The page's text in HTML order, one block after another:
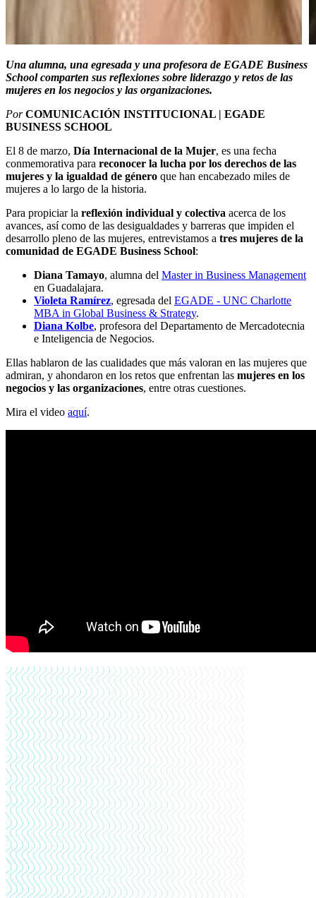
Una alumna, una egresada y una profesora de EGADE Business
School comparten sus reflexiones sobre liderazgo y retos de las
mujeres en los negocios y las organizaciones.
Por COMUNICACIÓN INSTITUCIONAL | EGADE
BUSINESS SCHOOL
El 8 de marzo, Día Internacional de la Mujer, es una fecha
conmemorativa para reconocer la lucha por los derechos de las
mujeres y la igualdad de género que han encabezado miles de
mujeres a lo largo de la historia.
Para propiciar la reflexión individual y colectiva acerca de los
avances, así como de las desigualdades y barreras que impiden el
desarrollo pleno de las mujeres, entrevistamos a tres mujeres de la
comunidad de EGADE Business School:
Diana Tamayo, alumna del Master in Business Management
en Guadalajara.
Violeta Ramírez, egresada del EGADE - UNC Charlotte
MBA in Global Business & Strategy.
Diana Kolbe, profesora del Departamento de Mercadotecnia
e Inteligencia de Negocios.
Ellas hablaron de las cualidades que más valoran en las mujeres que
admiran, y ahondaron en los retos que enfrentan las mujeres en los
negocios y las organizaciones, entre otras cuestiones.
Mira el video aquí.